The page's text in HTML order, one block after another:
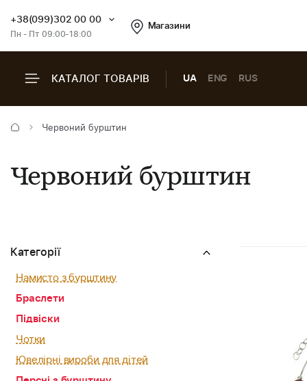
+38(099)302 00 00
Пн - Пт 09:00-18:00
Магазини
КАТАЛОГ ТОВАРІВ UA ENG RUS
Червоний бурштин
Червоний бурштин
Категорії
Намисто з бурштину
Браслети
Підвіски
Чотки
Ювелірні вироби для дітей